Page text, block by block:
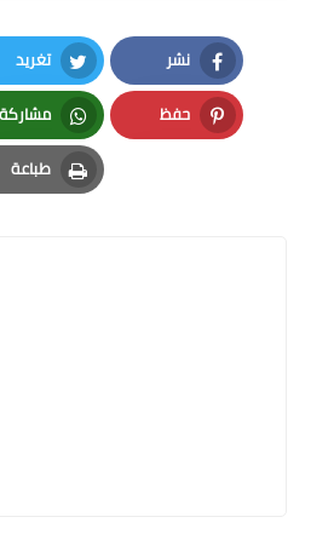
نشر
Facebook
تغريد
Twitter
حفظ
Pinterest
مشاركة
طباعة
Print